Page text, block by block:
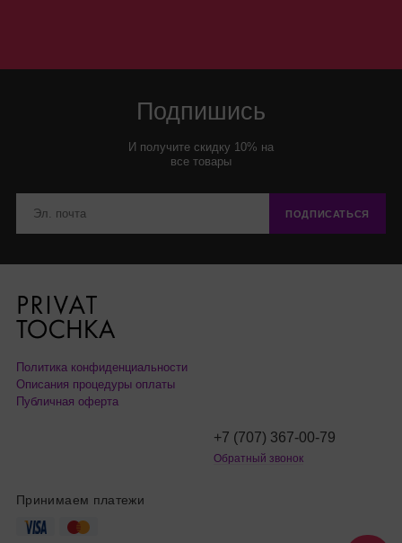
Подпишись
И получите скидку 10% на
все товары
ПОДПИСАТЬСЯ
Политика конфиденциальности
Описания процедуры оплаты
Публичная оферта
+7 (707) 367-00-79
Обратный звонок
Принимаем платежи